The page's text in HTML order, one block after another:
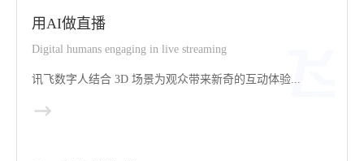
用AI做直播
Digital humans engaging in live streaming
讯飞数字人结合 3D 场景为观众带来新奇的互动体验...